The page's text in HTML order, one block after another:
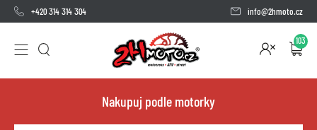
+420 314 314 304 info@2hmoto.cz
103
Nakupuj podle motorky